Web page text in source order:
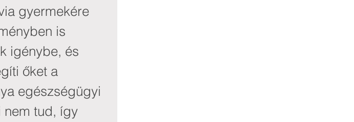
gyermekére
is
igénybe, és
őket a
egészségügyi
nem tud, így